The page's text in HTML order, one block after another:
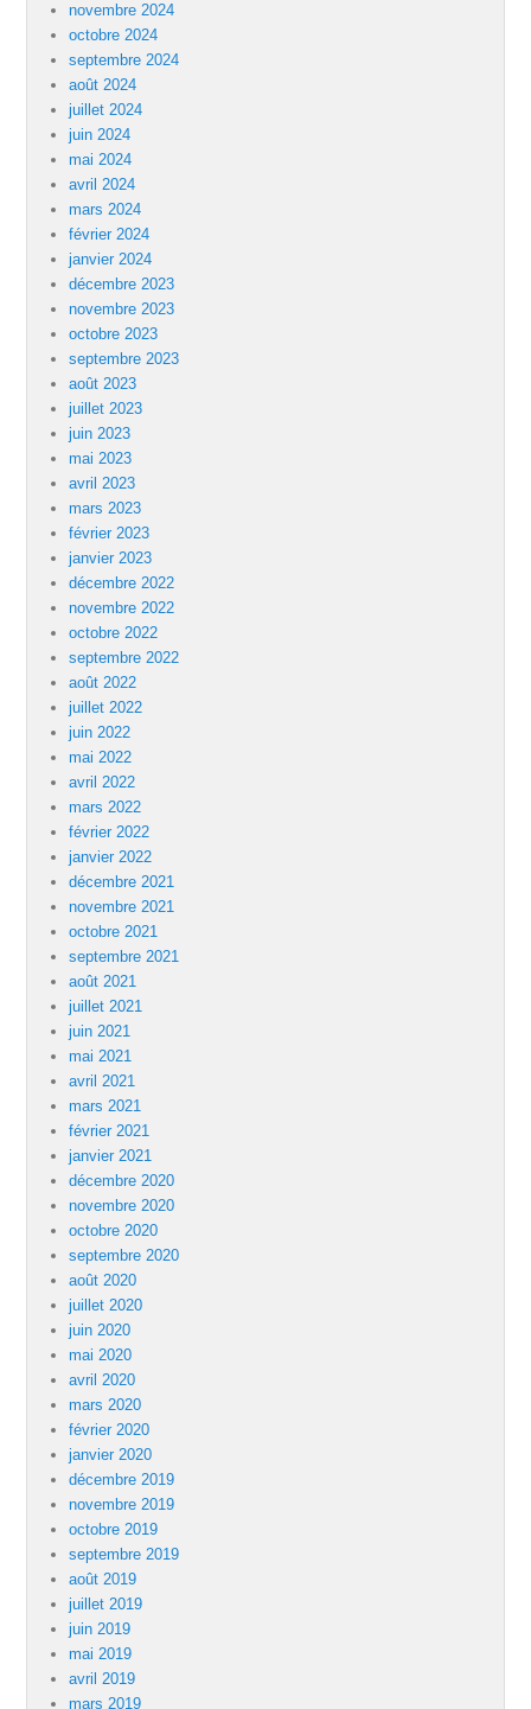
novembre 2024
octobre 2024
septembre 2024
août 2024
juillet 2024
juin 2024
mai 2024
avril 2024
mars 2024
février 2024
janvier 2024
décembre 2023
novembre 2023
octobre 2023
septembre 2023
août 2023
juillet 2023
juin 2023
mai 2023
avril 2023
mars 2023
février 2023
janvier 2023
décembre 2022
novembre 2022
octobre 2022
septembre 2022
août 2022
juillet 2022
juin 2022
mai 2022
avril 2022
mars 2022
février 2022
janvier 2022
décembre 2021
novembre 2021
octobre 2021
septembre 2021
août 2021
juillet 2021
juin 2021
mai 2021
avril 2021
mars 2021
février 2021
janvier 2021
décembre 2020
novembre 2020
octobre 2020
septembre 2020
août 2020
juillet 2020
juin 2020
mai 2020
avril 2020
mars 2020
février 2020
janvier 2020
décembre 2019
novembre 2019
octobre 2019
septembre 2019
août 2019
juillet 2019
juin 2019
mai 2019
avril 2019
mars 2019